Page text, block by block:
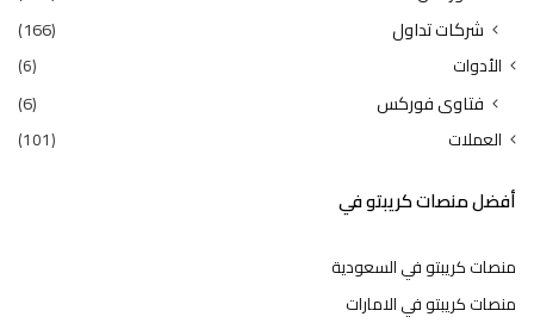
شركات تداول
(166)
الأدوات (6)
فتاوى فوركس (6)
العملات (101)
أفضل منصات كريبتو في
منصات كريبتو في السعودية
منصات كريبتو في الامارات